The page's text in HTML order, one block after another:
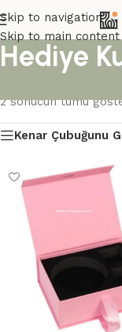
Skip to navigation
Skip to main content
Hediye
Ürünler
2 sonucun tümü
Kenar Çubuğunu